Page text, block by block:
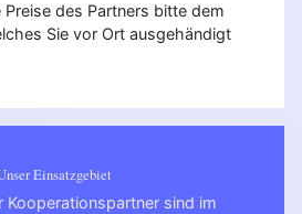
Preise des Partners bitte dem
Sie vor Ort ausgehändigt
Einsatzgebiet
Kooperationspartner sind im